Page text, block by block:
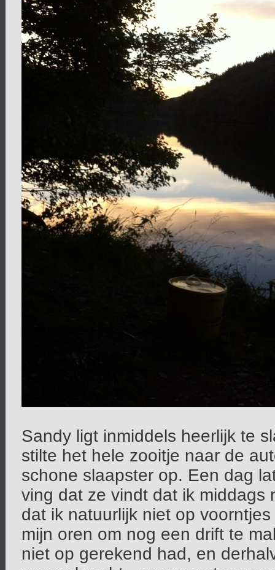
Sandy ligt inmiddels heerlijk te
stilte het hele zooitje naar de
schone slaapster op. Een dag
ving dat ze vindt dat ik middags
dat ik natuurlijk niet op
mijn oren om nog een drift te
niet op gerekend had, en